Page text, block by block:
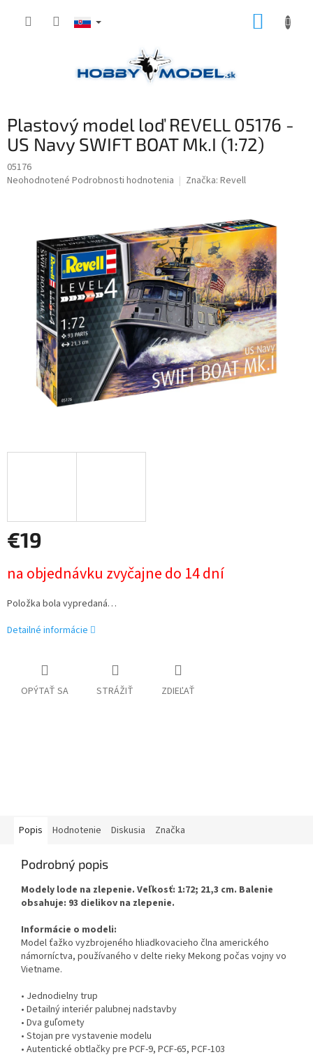
Plastový model loď REVELL 05176 -
US Navy SWIFT BOAT Mk.I (1:72)
05176
Priemerné
hviezdičiek.
Neohodnotené Podrobnosti hodnotenia Značka: Revell
€19
cena:
na objednávku zvyčajne do 14 dní
Položka bola vypredaná…
Detailné informácie
OPÝTAŤ SA STRÁŽIŤ ZDIEĽAŤ
Popis Hodnotenie Diskusia Značka
Podrobný popis
Modely lode na zlepenie. Veľkosť: 1:72; 21,3 cm. Balenie
obsahuje: 93 dielikov na zlepenie.
Informácie o modeli:
Model ťažko vyzbrojeného hliadkovacieho člna amerického
námorníctva, používaného v delte rieky Mekong počas vojny vo
Vietname.
• Jednodielny trup
• Detailný interiér palubnej nadstavby
• Dva guľomety
• Stojan pre vystavenie modelu
• Autentické obtlačky pre PCF-9, PCF-65, PCF-103